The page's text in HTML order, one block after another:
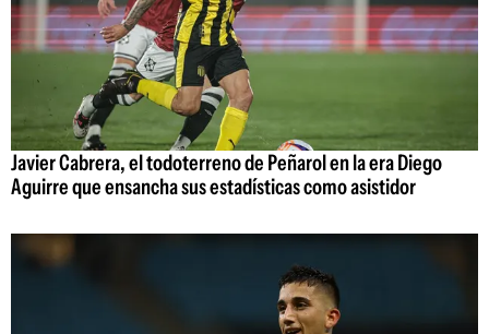
Javier Cabrera, el todoterreno de Peñarol en la era Diego
Aguirre que ensancha sus estadísticas como asistidor